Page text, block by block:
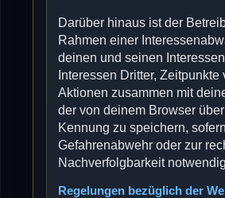
Darüber hinaus ist der
Rahmen einer
deinen und seinen
Interessen Dritter, Zeitpunkte
Aktionen zusammen mit
der von deinem Browser
Kennung zu speichern,
Gefahrenabwehr oder zur
Nachverfolgbarkeit
Regelungen bezüglich der